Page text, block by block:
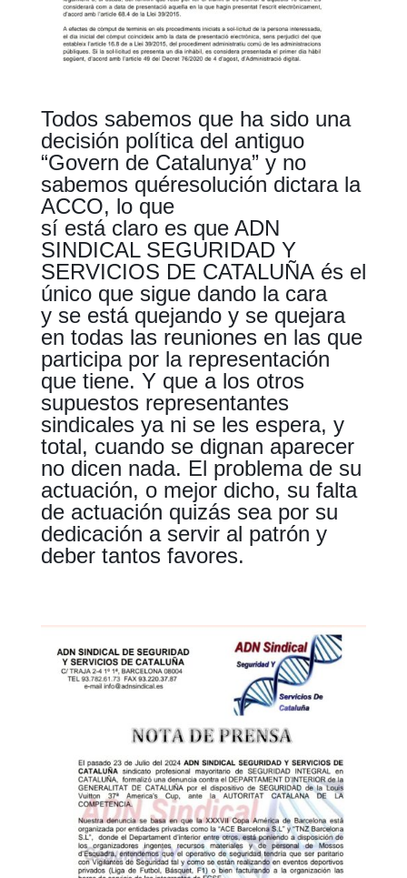
Todos sabemos que ha sido una
decisión política del antiguo
“Govern de Catalunya” y no
sabemos quéresolución dictara la
ACCO, lo que
sí está claro es que ADN
SINDICAL SEGURIDAD Y
SERVICIOS DE CATALUÑA és el
único que sigue dando la cara
y se está quejando y se quejara
en todas las reuniones en las que
participa por la representación
que tiene. Y que a los otros
supuestos representantes
sindicales ya ni se les espera, y
total, cuando se dignan aparecer
no dicen nada. El problema de su
actuación, o mejor dicho, su falta
de actuación quizás sea por su
dedicación a servir al patrón y
deber tantos favores.